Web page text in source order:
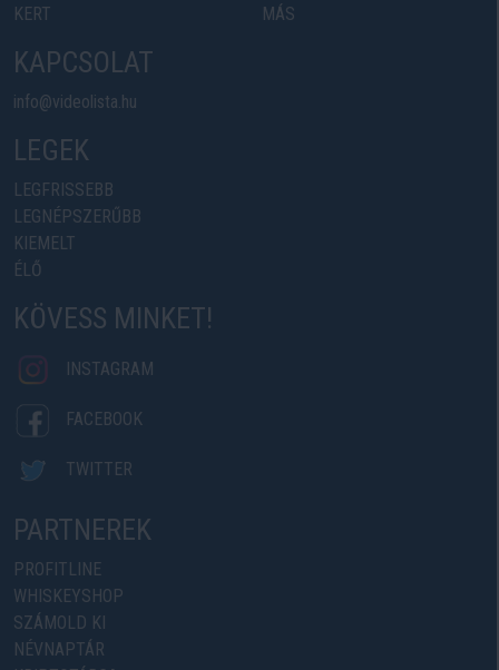
KERT
MÁS
KAPCSOLAT
info@videolista.hu
LEGEK
LEGFRISSEBB
LEGNÉPSZERŰBB
KIEMELT
ÉLŐ
KÖVESS MINKET!
INSTAGRAM
FACEBOOK
TWITTER
PARTNEREK
PROFITLINE
WHISKEYSHOP
SZÁMOLD KI
NÉVNAPTÁR